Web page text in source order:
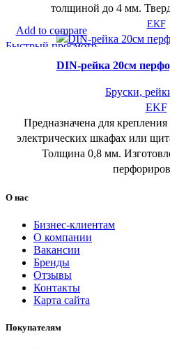
толщиной до 4 мм.
EKF
Add to compare
Быстрый просмотр
В желаемоеDIN-рейка 20см
Бруски,
EKF
Предназначена для
электрических шкафах или
Толщина 0,8 мм.
О нас
Бизнес-клиентам
О компании
Вакансии
Бренды
Отзывы
Контакты
Карта сайта
Покупателям